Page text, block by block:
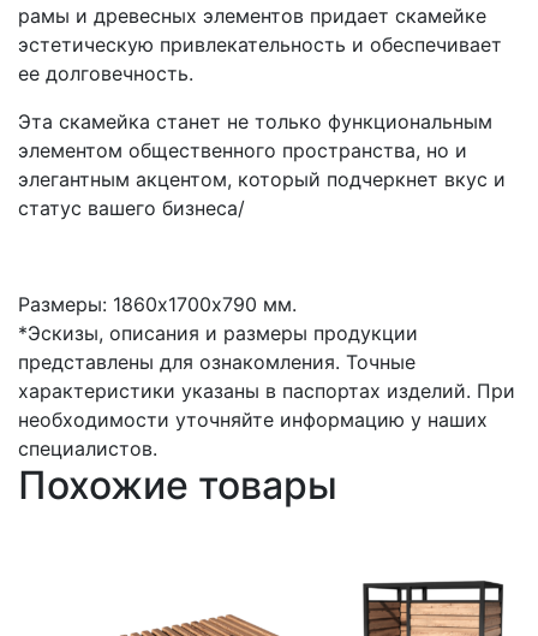
рамы и древесных элементов придает скамейке
эстетическую привлекательность и обеспечивает
ее долговечность.
Эта скамейка станет не только функциональным
элементом общественного пространства, но и
элегантным акцентом, который подчеркнет вкус и
статус вашего бизнеса/
Размеры: 1860х1700х790 мм.
*Эскизы, описания и размеры продукции
представлены для ознакомления. Точные
характеристики указаны в паспортах изделий. При
необходимости уточняйте информацию у наших
специалистов.
Похожие товары